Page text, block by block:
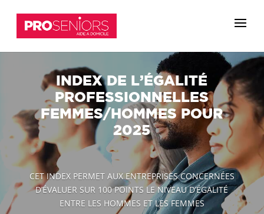
INDEX DE L’ÉGALITÉ
PROFESSIONNELLES
FEMMES/HOMMES POUR
2025
CET INDEX PERMET AUX ENTREPRISES CONCERNÉES
D’ÉVALUER SUR 100 POINTS LE NIVEAU D’ÉGALITÉ
ENTRE LES HOMMES ET LES FEMMES